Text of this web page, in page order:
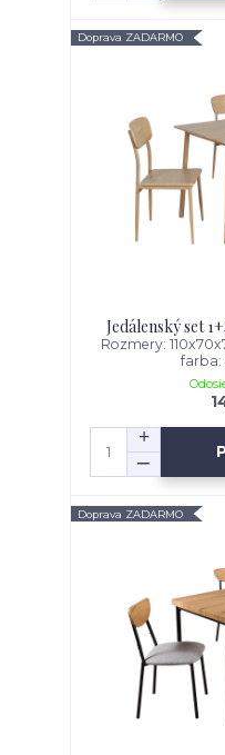
Doprava ZADARMO
Jedálenský set
Rozmery:
farba:
Doprava ZADARMO